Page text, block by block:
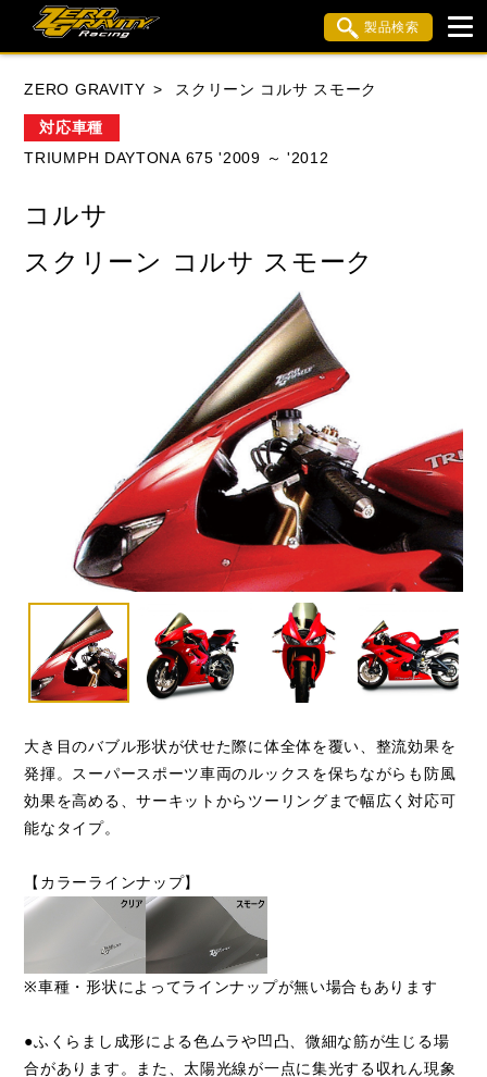
製品検索
TRIUMPH
閉じる
ZERO GRAVITY スクリーン コルサ スモーク
対応車種
TRIUMPH DAYTONA 675 '2009 ～ '2012
コルサ
スクリーン コルサ スモーク
大き目のバブル形状が伏せた際に体全体を覆い、整流効果を
発揮。スーパースポーツ車両のルックスを保ちながらも防風
効果を高める、サーキットからツーリングまで幅広く対応可
能なタイプ。
【カラーラインナップ】
※車種・形状によってラインナップが無い場合もあります
●ふくらまし成形による色ムラや凹凸、微細な筋が生じる場
合があります。また、太陽光線が一点に集光する収れん現象